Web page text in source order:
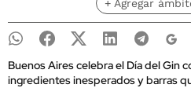
+ Agregar
Buenos Aires celebra el Día del Gin
ingredientes inesperados y barras